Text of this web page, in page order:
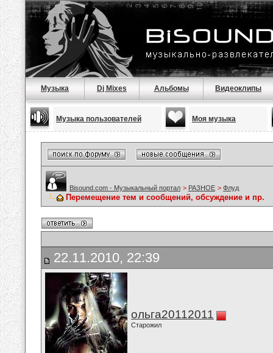
Музыка Dj Mixes Альбомы Видеоклипы
Музыка пользователей Моя музыка
Bisound.com - Музыкальный портал > РАЗНОЕ > Флуд
Перемещение тем и сообщений, обсуждение и пр.
22.11.2010, 22:39
ольга20112011
Старожил